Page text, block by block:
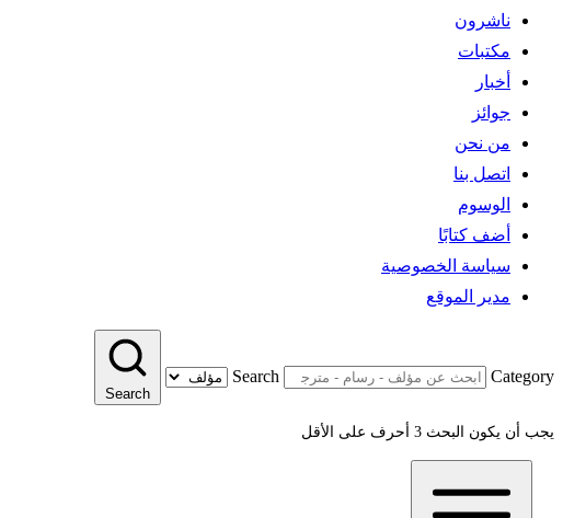
ناشرون
مكتبات
أخبار
جوائز
من نحن
اتصل بنا
الوسوم
أضف كتابًا
سياسة الخصوصية
مدير الموقع
Search Category
Search
يجب أن يكون البحث 3 أحرف على الأقل